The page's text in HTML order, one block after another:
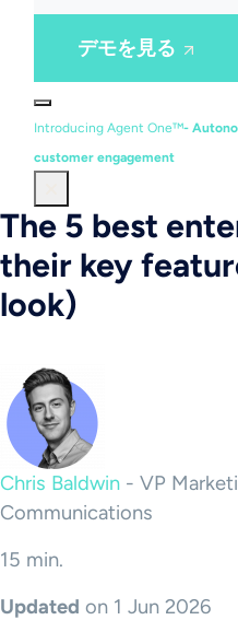
デモを見る
Introducing Agent One™-
customer engagement
The 5 best
their key
look)
Chris Baldwin - VP
Communications
15 min.
Updated on 1 Jun 2026